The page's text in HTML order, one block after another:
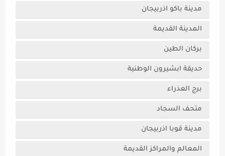
مدينة باكو اذربيجان
المدينة القديمة
بركان الطين
حديقة ابشيرون الوطنية
برج العذراء
متحف السجاد
مدينة قوبا اذربيجان
المعالم والمراكز القديمة